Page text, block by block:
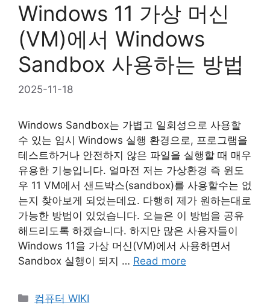
Windows 11 가상 머신
(VM)에서 Windows
Sandbox 사용하는 방법
2025-11-18
Windows Sandbox는 가볍고 일회성으로 사용할
수 있는 임시 Windows 실행 환경으로, 프로그램을
테스트하거나 안전하지 않은 파일을 실행할 때 매우
유용한 기능입니다. 얼마전 저는 가상환경 즉 윈도
우 11 VM에서 샌드박스(sandbox)를 사용할수는 없
는지 찾아보게 되었는데요. 다행히 제가 원하는대로
가능한 방법이 있었습니다. 오늘은 이 방법을 공유
해드리도록 하겠습니다. 하지만 많은 사용자들이
Windows 11을 가상 머신(VM)에서 사용하면서
Sandbox 실행이 되지 … Read more
Categories
컴퓨터 WIKI